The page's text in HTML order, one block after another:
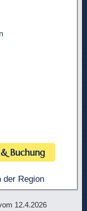
Buchung
der Region
12.4.2026